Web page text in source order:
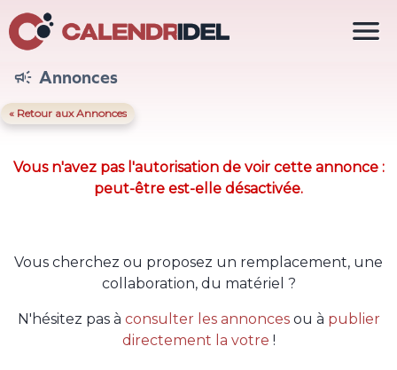
 Annonces
« Retour aux Annonces
Vous n'avez pas l'autorisation de voir cette annonce :
peut-être est-elle désactivée.
Vous cherchez ou proposez un remplacement, une
collaboration, du matériel ?
N'hésitez pas à consulter les annoncesou à publier
directement la votre !
